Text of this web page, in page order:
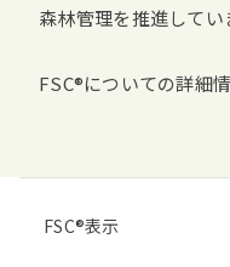
森林管理を推進してい
FSC についての詳細
FSC 表示